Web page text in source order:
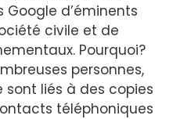
d’éminents
civile et de
Pourquoi?
personnes,
liés à des copies
téléphoniques